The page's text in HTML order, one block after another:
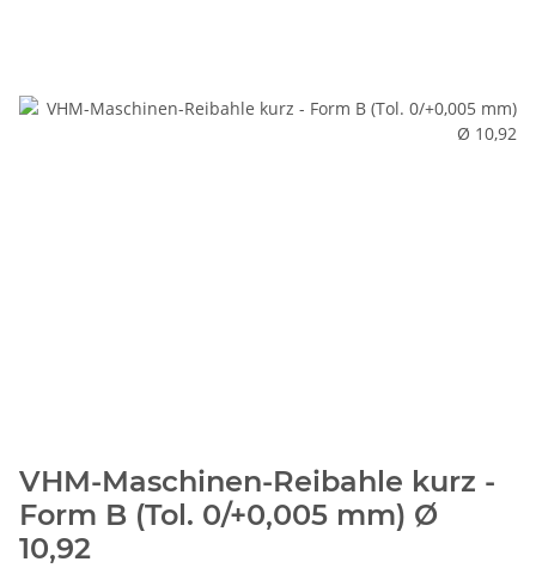
VHM-Maschinen-Reibahle kurz -
Form B (Tol. 0/+0,005 mm) Ø
10,92